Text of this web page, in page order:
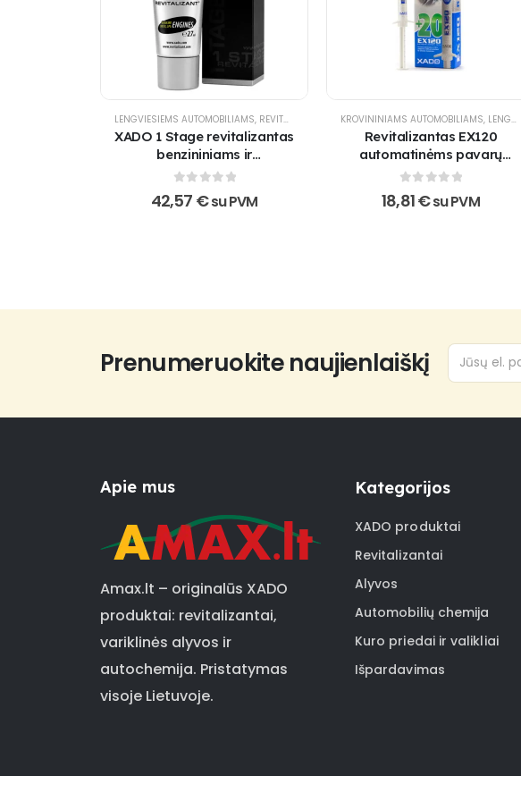
LENGVIESIEMS AUTOMOBILIAMS, REVITALIZANTAI VARIKLIUI,VISUREIGIAMS,XADO PRODUKTAI
XADO 1 Stage revitalizantas
benzininiams ir
dyzelininiams varikliams
0out of 5
42,57 €su PVM
KROVININIAMS AUTOMOBILIAMS, LENGVIESIEMS AUTOMOBILIAMS
Revitalizantas EX120
automatinėms pavarų
dėžėms
0out of 5
18,81€su PVM
Prenumeruokite naujienlaiškį
Apie mus
Amax.lt – originalūs XADO
produktai: revitalizantai,
variklinės alyvos ir
autochemija. Pristatymas
visoje Lietuvoje.
Kategorijos
XADO produktai
Revitalizantai
Alyvos
Automobilių chemija
Kuro priedai ir valikliai
Išpardavimas